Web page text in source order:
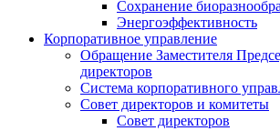
Сохранение
Энергоэффективность
Корпоративное управление
Обращение Заместителя
директоров
Система корпоративного
Совет директоров и комитеты
Совет директоров